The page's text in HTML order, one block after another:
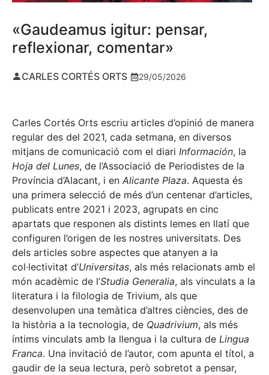
«Gaudeamus igitur: pensar,
reflexionar, comentar»
CARLES CORTÉS ORTS 29/05/2026
Carles Cortés Orts escriu articles d’opinió de manera
regular des del 2021, cada setmana, en diversos
mitjans de comunicació com el diari Información, la
Hoja del Lunes, de l’Associació de Periodistes de la
Província d’Alacant, i en Alicante Plaza. Aquesta és
una primera selecció de més d’un centenar d’articles,
publicats entre 2021 i 2023, agrupats en cinc
apartats que responen als distints lemes en llatí que
configuren l’origen de les nostres universitats. Des
dels articles sobre aspectes que atanyen a la
col·lectivitat d’Universitas, als més relacionats amb el
món acadèmic de l’Studia Generalia, als vinculats a la
literatura i la filologia de Trivium, als que
desenvolupen una temàtica d’altres ciències, des de
la història a la tecnologia, de Quadrivium, als més
íntims vinculats amb la llengua i la cultura de Lingua
Franca. Una invitació de l’autor, com apunta el títol, a
gaudir de la seua lectura, però sobretot a pensar,